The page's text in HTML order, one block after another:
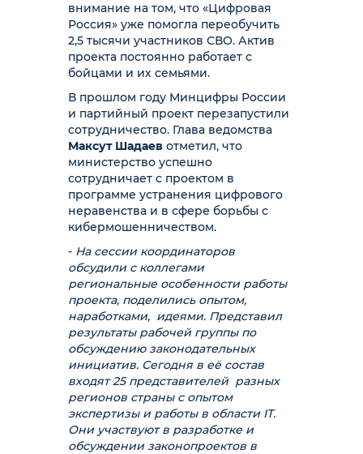
внимание на том, что «Цифровая
Россия» уже помогла переобучить
2,5 тысячи участников СВО. Актив
проекта постоянно работает с
бойцами и их семьями.
В прошлом году Минцифры России
и партийный проект перезапустили
сотрудничество. Глава ведомства
Максут Шадаев отметил, что
министерство успешно
сотрудничает с проектом в
программе устранения цифрового
неравенства и в сфере борьбы с
кибермошенничеством.
- На сессии координаторов
обсудили с коллегами
региональные особенности работы
проекта, поделились опытом,
наработками, идеями. Представил
результаты рабочей группы по
обсуждению законодательных
инициатив. Сегодня в её состав
входят 25 представителей разных
регионов страны с опытом
экспертизы и работы в области IT.
Они участвуют в разработке и
обсуждении законопроектов в